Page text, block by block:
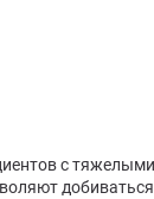
с